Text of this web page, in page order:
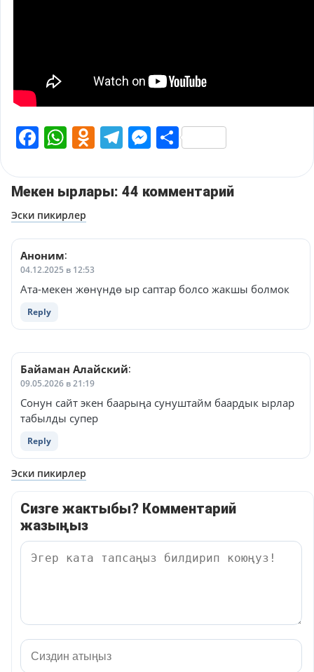
Facebook
WhatsApp
Odnoklassniki
Telegram
Messenger
Share
Мекен ырлары: 44 комментарий
Навигация
комментариям
Эски пикирлер
Аноним:
04.12.2025 в 12:53
Ата-мекен жөнүндө ыр саптар болсо жакшы болмок
Reply
Байаман Алайский:
09.05.2026 в 21:19
Сонун сайт экен баарыңа сунуштайм баардык ырлар
табылды супер
Reply
Навигация
комментариям
Эски пикирлер
Сизге жактыбы? Комментарий
жазыңыз